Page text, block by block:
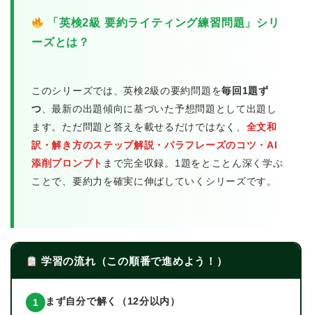
「英検2級 要約ライティング練習問題」シリ
ーズとは？
このシリーズでは、英検2級の要約問題を毎回1題ず
つ 、最新の出題傾向に基づいた予想問題として出題し
ます。ただ問題と答えを載せるだけではなく、 全文和
訳・解き方のステップ解説・パラフレーズのコツ・AI
添削プロンプト まで完全収録。1題をとことん深く学ぶ
ことで、要約力を確実に伸ばしていくシリーズです。
学習の流れ（この順番で進めよう！）
1 まず自分で解く（12分以内）